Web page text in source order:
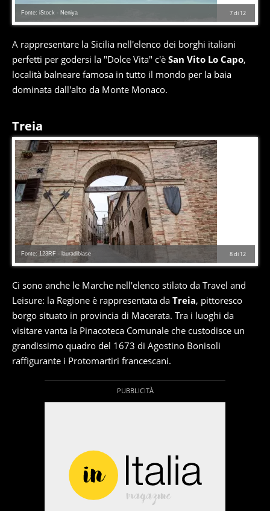
7di 12
Fonte: iStock - Neniya
A rappresentare la Sicilia nell'elenco dei borghi italiani
perfetti per godersi la "Dolce Vita" c'è San Vito Lo Capo,
località balneare famosa in tutto il mondo per la baia
dominata dall'alto da Monte Monaco.
Treia
8di 12
Fonte: 123RF - lauradibiase
Ci sono anche le Marche nell'elenco stilato da Travel and
Leisure: la Regione è rappresentata da Treia, pittoresco
borgo situato in provincia di Macerata. Tra i luoghi da
visitare vanta la Pinacoteca Comunale che custodisce un
grandissimo quadro del 1673 di Agostino Bonisoli
raffigurante i Protomartiri francescani.